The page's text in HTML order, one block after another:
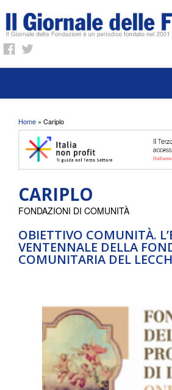
Tu sei qui
Home » Cariplo
CARIPLO
OBIETTIVO COMUNITÀ.
VENTENNALE DELLA
COMUNITARIA DEL
FONDAZIONI DI COMUNITÀ